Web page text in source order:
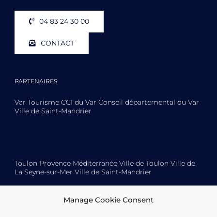
Manage Cookie Consent
04 83 24 30 00
CONTACT
PARTENAIRES
Var Tourisme CCI du Var Conseil départemental du Var
Ville de Saint-Mandrier
Toulon Provence Méditerranée Ville de Toulon Ville de
La Seyne-sur-Mer Ville de Saint-Mandrier